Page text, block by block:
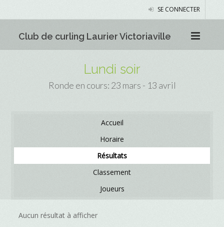
SE CONNECTER
Club de curling Laurier Victoriaville
Lundi soir
Ronde en cours: 23 mars - 13 avril
Accueil
Horaire
Résultats
Classement
Joueurs
Aucun résultat à afficher